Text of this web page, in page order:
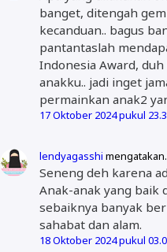
banget, ditengah
kecanduan.. bagus
pantantaslah
Indonesia Award,
anakku.. jadi inget
permainkan anak2
17 Oktober 2024 pukul
lendyagasshi
Seneng deh karena
Anak-anak yang baik
sebaiknya banyak
sahabat dan alam.
18 Oktober 2024 pukul